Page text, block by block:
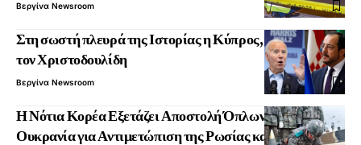
Βεργίνα Newsroom
Στη σωστή πλευρά της Ιστορίας η Κύπρος, σύμφωνα με
τον Χριστοδουλίδη
Βεργίνα Newsroom
Η Νότια Κορέα Εξετάζει Αποστολή Όπλων στην
Ουκρανία για Αντιμετώπιση της Ρωσίας και της Βόρειας